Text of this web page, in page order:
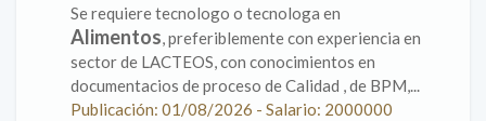
Se requiere tecnologo o tecnologa en
Alimentos, preferiblemente con experiencia en
sector de LACTEOS, con conocimientos en
documentacios de proceso de Calidad , de BPM,...
Publicación: 01/08/2026 - Salario: 2000000